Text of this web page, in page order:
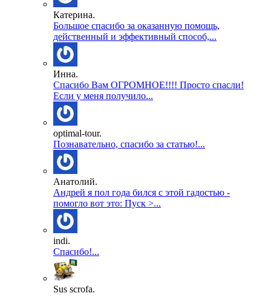
Катерина.
Большое спасибо за оказанную помощь,
действенный и эффективный способ,...
Инна.
Спасибо Вам ОГРОМНОЕ!!!! Просто спасли!
Если у меня получило...
optimal-tour.
Познавательно, спасибо за статью!...
Анатолий.
Андрей я пол года бился с этой гадостью -
помогло вот это: Пуск >...
indi.
Спасибо!...
Sus scrofa.